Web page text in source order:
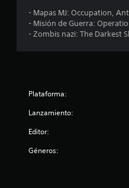
- Mapas MJ: Occupation,
- Misión de Guerra:
- Zombis nazi: The Darkest
Plataforma:
Lanzamiento:
Editor:
Géneros: